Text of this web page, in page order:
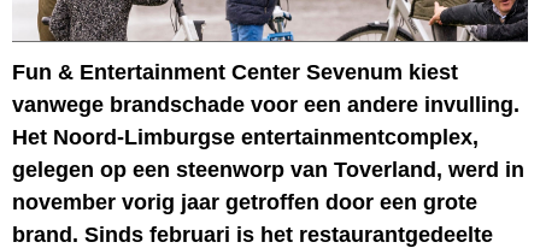
Fun & Entertainment Center Sevenum kiest
vanwege brandschade voor een andere invulling.
Het Noord-Limburgse entertainmentcomplex,
gelegen op een steenworp van Toverland, werd in
november vorig jaar getroffen door een grote
brand. Sinds februari is het restaurantgedeelte